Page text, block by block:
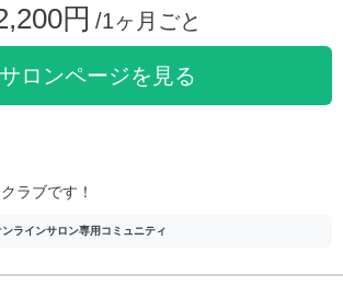
円 /1ヶ月ごと
サロンページを見る
ラブです！
ンラインサロン専用コミュニティ